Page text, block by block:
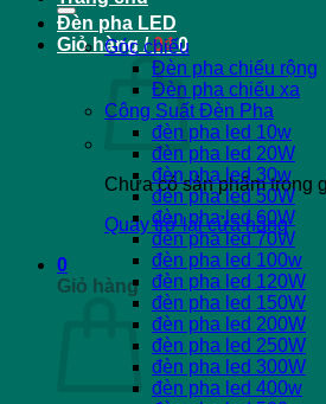
Giỏ hàng /0₫ 0
Chưa có sản phẩm trong
Quay trở lại cửa hàng
0
Giỏ hàng
Đèn pha LED
Góc chiếu
Đèn pha chiếu rộng
Đèn pha chiếu xa
Công Suất Đèn Pha
đèn pha led 10w
đèn pha led 20W
đèn pha led 30w
đèn pha led 50W
đèn pha led 60W
đèn pha led 70W
đèn pha led 100w
đèn pha led 120W
đèn pha led 150W
đèn pha led 200W
đèn pha led 250W
đèn pha led 300W
đèn pha led 400w